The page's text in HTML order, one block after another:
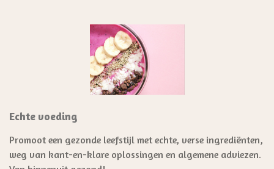
Echte voeding
Promoot een gezonde leefstijl met echte, verse ingrediënten,
weg van kant-en-klare oplossingen en algemene adviezen.